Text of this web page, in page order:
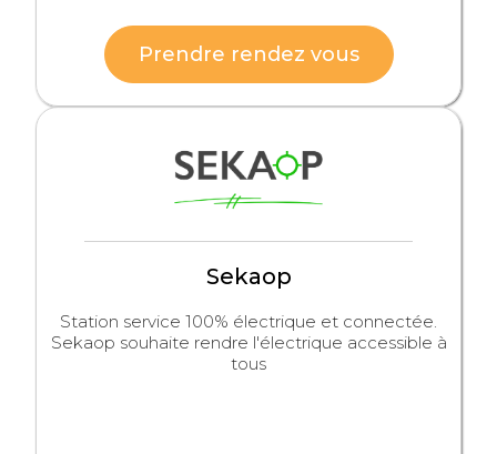
Prendre rendez vous
Sekaop
Station service 100% électrique et connectée.
Sekaop souhaite rendre l'électrique accessible à
tous